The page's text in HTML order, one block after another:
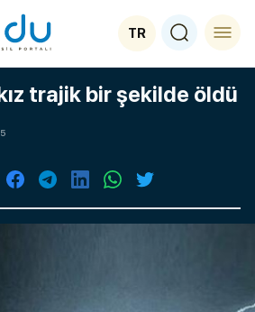
TR
trajik bir şekilde öldü